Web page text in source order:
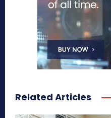
Related Articles